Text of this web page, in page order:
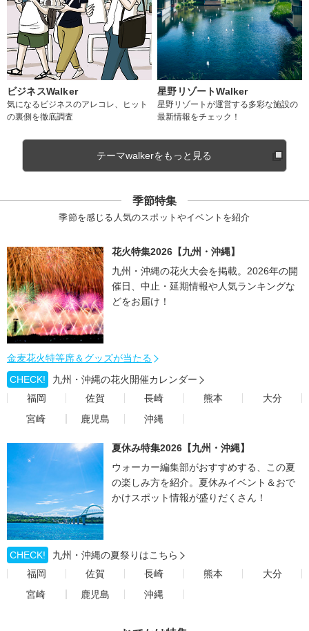
ビジネスWalker
気になるビジネスのアレコレ、ヒット
の裏側を徹底調査
星野リゾートWalker
星野リゾートが運営する多彩な施設の
最新情報をチェック！
テーマwalkerをもっと見る
季節特集
季節を感じる人気のスポットやイベントを紹介
花火特集2026【九州・沖縄】
九州・沖縄の花火大会を掲載。2026年の開
催日、中止・延期情報や人気ランキングな
どをお届け！
金麦花火特等席＆グッズが当たる
CHECK!
九州・沖縄の花火開催カレンダー
福岡
佐賀 長崎 熊本
大分
宮崎
鹿児島 沖縄
夏休み特集2026【九州・沖縄】
ウォーカー編集部がおすすめする、この夏
の楽しみ方を紹介。夏休みイベント＆おで
かけスポット情報が盛りだくさん！
CHECK!
九州・沖縄の夏祭りはこちら
福岡
佐賀 長崎 熊本
大分
宮崎
鹿児島 沖縄